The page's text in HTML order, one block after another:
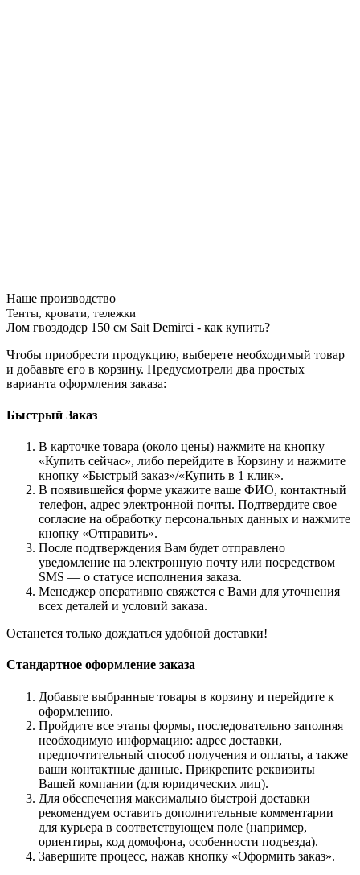
Наше производство
Тенты, кровати, тележки
Лом гвоздодер 150 см Sait Demirci - как купить?
Чтобы приобрести продукцию, выберете необходимый товар
и добавьте его в корзину. Предусмотрели два простых
варианта оформления заказа:
Быстрый Заказ
В карточке товара (около цены) нажмите на кнопку
«Купить сейчас», либо перейдите в Корзину и нажмите
кнопку «Быстрый заказ»/«Купить в 1 клик».
В появившейся форме укажите ваше ФИО, контактный
телефон, адрес электронной почты. Подтвердите свое
согласие на обработку персональных данных и нажмите
кнопку «Отправить».
После подтверждения Вам будет отправлено
уведомление на электронную почту или посредством
SMS — о статусе исполнения заказа.
Менеджер оперативно свяжется с Вами для уточнения
всех деталей и условий заказа.
Останется только дождаться удобной доставки!
Стандартное оформление заказа
Добавьте выбранные товары в корзину и перейдите к
оформлению.
Пройдите все этапы формы, последовательно заполняя
необходимую информацию: адрес доставки,
предпочтительный способ получения и оплаты, а также
ваши контактные данные. Прикрепите реквизиты
Вашей компании (для юридических лиц).
Для обеспечения максимально быстрой доставки
рекомендуем оставить дополнительные комментарии
для курьера в соответствующем поле (например,
ориентиры, код домофона, особенности подъезда).
Завершите процесс, нажав кнопку «Оформить заказ».